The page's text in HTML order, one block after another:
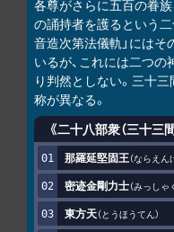
各尊がさらに五百の眷
の誦持者を護るという
音造次第法儀軌」にはそ
いるが、これには二つ
り判然としない。三十三
称が異なる。
《二十八部衆（三十三
那羅延堅固王 ならえん
密迹金剛力士 みっしゃ
東方天 とうほうてん